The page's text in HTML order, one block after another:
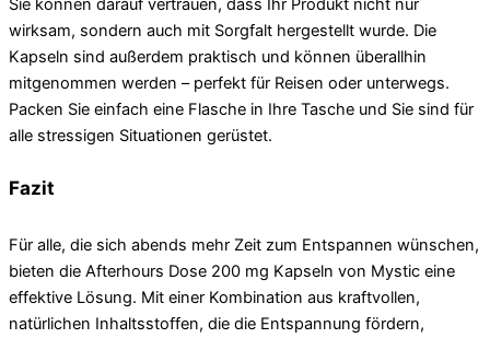
Sie können darauf vertrauen, dass Ihr Produkt nicht nur
wirksam, sondern auch mit Sorgfalt hergestellt wurde. Die
Kapseln sind außerdem praktisch und können überallhin
mitgenommen werden – perfekt für Reisen oder unterwegs.
Packen Sie einfach eine Flasche in Ihre Tasche und Sie sind für
alle stressigen Situationen gerüstet.
Fazit
Für alle, die sich abends mehr Zeit zum Entspannen wünschen,
bieten die Afterhours Dose 200 mg Kapseln von Mystic eine
effektive Lösung. Mit einer Kombination aus kraftvollen,
natürlichen Inhaltsstoffen, die die Entspannung fördern,